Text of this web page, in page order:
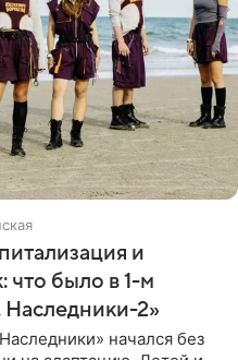
и
было в 1-м
2»
начался без